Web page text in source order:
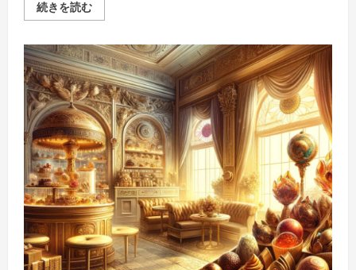
続きを読むカ
ニ
で
家
庭
の
食
卓
を
豪
華
に！
の
詳
細
を
ご
覧
く
だ
さ
い